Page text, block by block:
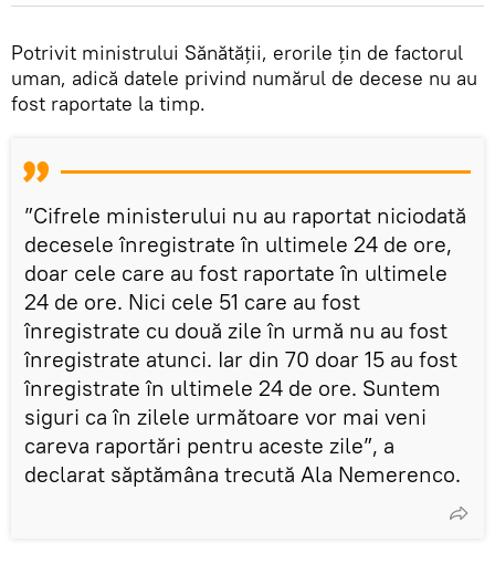
Potrivit ministrului Sănătății, erorile țin de factorul
uman, adică datele privind numărul de decese nu au
fost raportate la timp.
”Cifrele ministerului nu au raportat niciodată
decesele înregistrate în ultimele 24 de ore,
doar cele care au fost raportate în ultimele
24 de ore. Nici cele 51 care au fost
înregistrate cu două zile în urmă nu au fost
înregistrate atunci. Iar din 70 doar 15 au fost
înregistrate în ultimele 24 de ore. Suntem
siguri ca în zilele următoare vor mai veni
careva raportări pentru aceste zile”, a
declarat săptămâna trecută Ala Nemerenco.